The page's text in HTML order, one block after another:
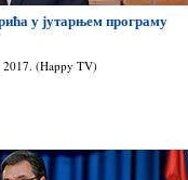
у јутарњем програму
2017. (Happy TV)